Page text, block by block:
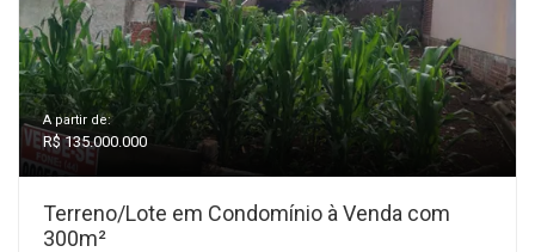
A partir de:
R$ 135.000.000
Terreno/Lote em Condomínio à Venda com
300m²